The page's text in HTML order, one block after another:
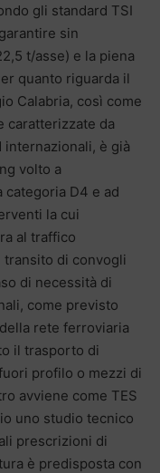
gli standard TSI
sin
t/asse) e la piena
quanto riguarda il
Calabria, così come
caratterizzate da
è già
volto a
D4 e ad
la cui
al traffico
di convogli
di necessità di
come previsto
rete ferroviaria
il trasporto di
profilo o mezzi di
avviene come TES
uno studio tecnico
prescrizioni di
è predisposta con